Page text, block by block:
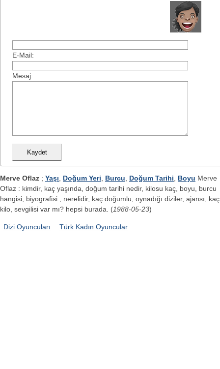
E-Mail:
Mesaj:
Merve Oflaz ; Yaşı Doğum Yeri Burcu Doğum Tarihi Boyu Merve
Oflaz : kimdir, kaç yaşında, doğum tarihi nedir, kilosu kaç, boyu, burcu
hangisi, biyografisi , nerelidir, kaç doğumlu, oynadığı diziler, ajansı, kaç
kilo, sevgilisi var mı? hepsi burada. (1988-05-23)
Dizi Oyuncuları Türk Kadın Oyuncular